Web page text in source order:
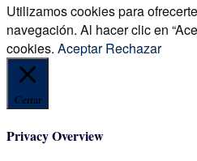
Utilizamos cookies para
navegación. Al hacer clic en
cookies. Aceptar Rechazar
Cerrar
Privacy Overview